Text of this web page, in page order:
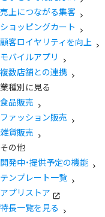
売上につながる集客
ショッピングカート
顧客ロイヤリティを向上
モバイルアプリ
複数店舗との連携
業種別に見る
食品販売
ファッション販売
雑貨販売
その他
開発中・提供予定の機能
テンプレート一覧
アプリストア
特長一覧を見る